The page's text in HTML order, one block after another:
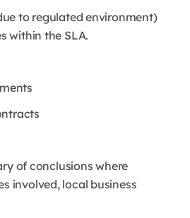
to regulated environment)
within the SLA.
of conclusions where
involved, local business